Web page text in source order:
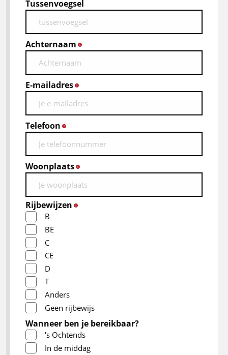
Tussenvoegsel
Achternaam
E-mailadres
Telefoon
Woonplaats
Rijbewijzen
B
BE
C
CE
D
T
Anders
Geen rijbewijs
Wanneer ben je bereikbaar?
's Ochtends
In de middag